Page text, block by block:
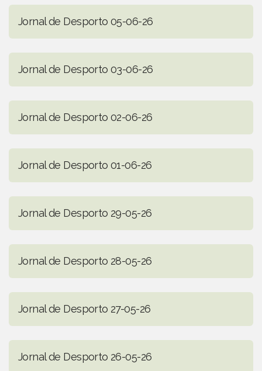
Jornal de Desporto 05-06-26
Jornal de Desporto 03-06-26
Jornal de Desporto 02-06-26
Jornal de Desporto 01-06-26
Jornal de Desporto 29-05-26
Jornal de Desporto 28-05-26
Jornal de Desporto 27-05-26
Jornal de Desporto 26-05-26